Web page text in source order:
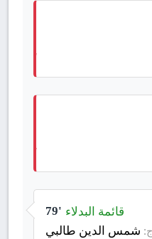
79' قائمة البدلاء
شمس الدين طالبي